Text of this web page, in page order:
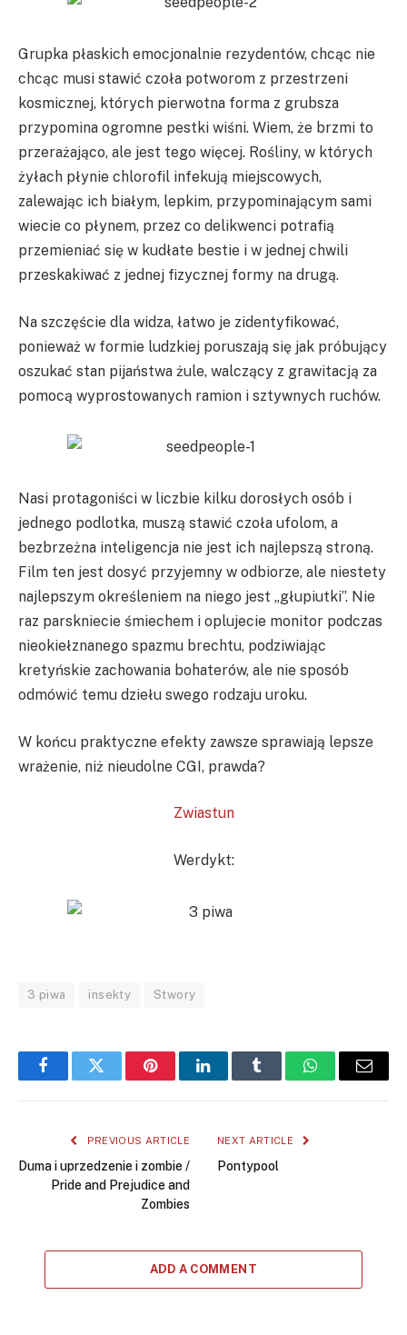
Grupka płaskich emocjonalnie rezydentów, chcąc nie
chcąc musi stawić czoła potworom z przestrzeni
kosmicznej, których pierwotna forma z grubsza
przypomina ogromne pestki wiśni. Wiem, że brzmi to
przerażająco, ale jest tego więcej. Rośliny, w których
żyłach płynie chlorofil infekują miejscowych,
zalewając ich białym, lepkim, przypominającym sami
wiecie co płynem, przez co delikwenci potrafią
przemieniać się w kudłate bestie i w jednej chwili
przeskakiwać z jednej fizycznej formy na drugą.
Na szczęście dla widza, łatwo je zidentyfikować,
ponieważ w formie ludzkiej poruszają się jak próbujący
oszukać stan pijaństwa żule, walczący z grawitacją za
pomocą wyprostowanych ramion i sztywnych ruchów.
Nasi protagoniści w liczbie kilku dorosłych osób i
jednego podlotka, muszą stawić czoła ufolom, a
bezbrzeżna inteligencja nie jest ich najlepszą stroną.
Film ten jest dosyć przyjemny w odbiorze, ale niestety
najlepszym określeniem na niego jest „głupiutki”. Nie
raz parskniecie śmiechem i oplujecie monitor podczas
nieokiełznanego spazmu brechtu, podziwiając
kretyńskie zachowania bohaterów, ale nie sposób
odmówić temu dziełu swego rodzaju uroku.
W końcu praktyczne efekty zawsze sprawiają lepsze
wrażenie, niż nieudolne CGI, prawda?
Zwiastun
Werdykt:
3 piwa insekty Stwory
FacebookTwitter PinterestLinkedInTumblr WhatsAppEmail
PREVIOUS ARTICLE
Duma i uprzedzenie i zombie /
Pride and Prejudice and
Zombies
NEXT ARTICLE
Pontypool
ADD A COMMENT